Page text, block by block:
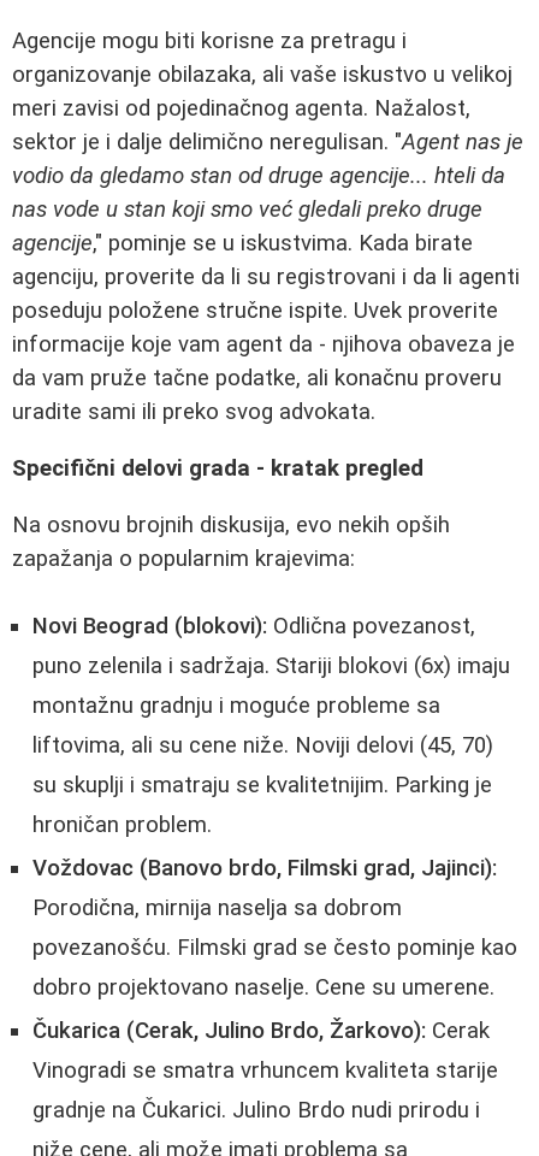
Agencije mogu biti korisne za pretragu i
organizovanje obilazaka, ali vaše iskustvo u velikoj
meri zavisi od pojedinačnog agenta. Nažalost,
sektor je i dalje delimično neregulisan. "Agent nas je
vodio da gledamo stan od druge agencije... hteli da
nas vode u stan koji smo već gledali preko druge
agencije," pominje se u iskustvima. Kada birate
agenciju, proverite da li su registrovani i da li agenti
poseduju položene stručne ispite. Uvek proverite
informacije koje vam agent da - njihova obaveza je
da vam pruže tačne podatke, ali konačnu proveru
uradite sami ili preko svog advokata.
Specifični delovi grada - kratak pregled
Na osnovu brojnih diskusija, evo nekih opših
zapažanja o popularnim krajevima:
Novi Beograd (blokovi): Odlična povezanost,
puno zelenila i sadržaja. Stariji blokovi (6x) imaju
montažnu gradnju i moguće probleme sa
liftovima, ali su cene niže. Noviji delovi (45, 70)
su skuplji i smatraju se kvalitetnijim. Parking je
hroničan problem.
Voždovac (Banovo brdo, Filmski grad, Jajinci):
Porodična, mirnija naselja sa dobrom
povezanošću. Filmski grad se često pominje kao
dobro projektovano naselje. Cene su umerene.
Čukarica (Cerak, Julino Brdo, Žarkovo): Cerak
Vinogradi se smatra vrhuncem kvaliteta starije
gradnje na Čukarici. Julino Brdo nudi prirodu i
niže cene, ali može imati problema sa